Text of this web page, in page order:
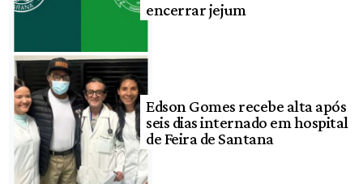
encerrar jejum
Edson Gomes recebe alta após
seis dias internado em hospital
de Feira de Santana